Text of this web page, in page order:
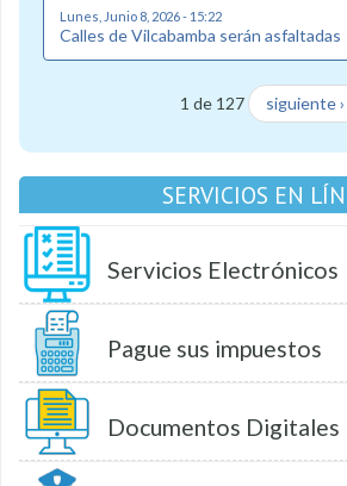
Lunes, Junio 8, 2026 - 15:22
Calles de Vilcabamba serán asfaltadas
1 de 127 siguiente ›
SERVICIOS EN
Servicios Electrónicos
Pague sus impuestos
Documentos Digitales